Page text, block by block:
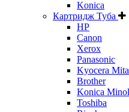
Konica
Картридж Туба
HP
Canon
Xerox
Panasonic
Kyocera Mita
Brother
Konica
Toshiba